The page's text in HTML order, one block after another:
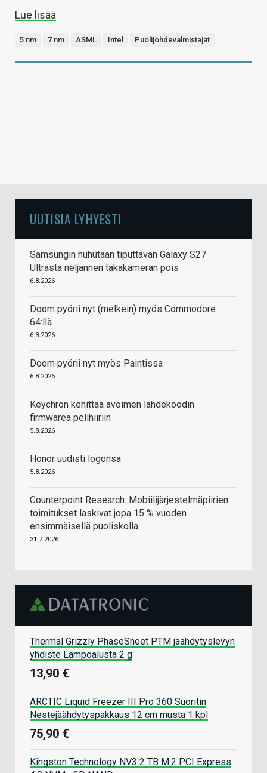
Lue lisää
5 nm 7 nm ASML Intel Puolijohdevalmistajat
UUTISIA LYHYESTI
Samsungin huhutaan tiputtavan Galaxy S27
Ultrasta neljännen takakameran pois
6.8.2026
Doom pyörii nyt (melkein) myös Commodore
64:llä
6.8.2026
Doom pyörii nyt myös Paintissa
6.8.2026
Keychron kehittää avoimen lähdekoodin
firmwarea pelihiiriin
5.8.2026
Honor uudisti logonsa
5.8.2026
Counterpoint Research: Mobiilijärjestelmäpiirien
toimitukset laskivat jopa 15 % vuoden
ensimmäisellä puoliskolla
31.7.2026
Thermal Grizzly PhaseSheet PTM jäähdytyslevyn
yhdiste Lämpöalusta 2 g
13,90 €
ARCTIC Liquid Freezer III Pro 360 Suoritin
Nestejäähdytyspakkaus 12 cm musta 1 kpl
75,90 €
Kingston Technology NV3 2 TB M.2 PCI Express